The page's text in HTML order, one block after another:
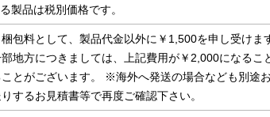
製品は税別価格です。
包料として、製品代金以外に￥1,500を申し受けま
地方につきましては、上記費用が￥2,000になるこ
とがございます。 ※海外へ発送の場合なども別途
するお見積書等で再度ご確認下さい。